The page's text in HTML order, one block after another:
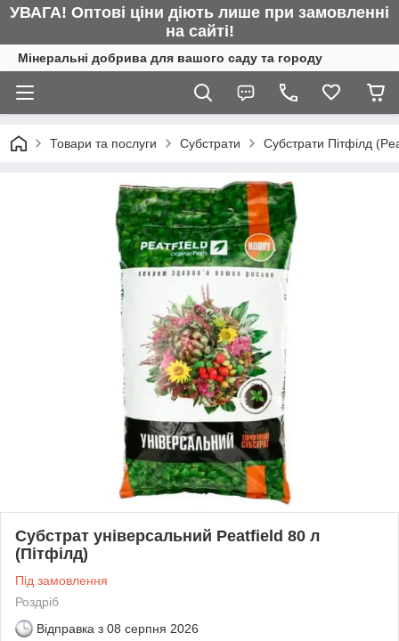
УВАГА! Оптові ціни діють лише при замовленні
на сайті!
Мінеральні добрива для вашого саду та городу
Товари та послуги Субстрати Субстрати Пітфілд
Субстрат універсальний Peatfield 80 л
(Пітфілд)
Під замовлення
Роздріб
Відправка з 08 серпня 2026